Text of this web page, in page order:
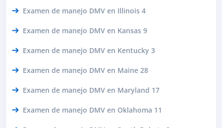
Examen de manejo DMV en Illinois 4
Examen de manejo DMV en Kansas 9
Examen de manejo DMV en Kentucky 3
Examen de manejo DMV en Maine 28
Examen de manejo DMV en Maryland 17
Examen de manejo DMV en Oklahoma 11